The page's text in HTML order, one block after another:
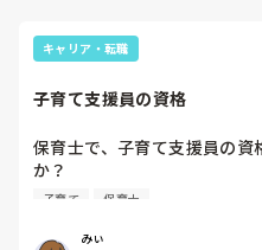
キャリア・転職
子育て支援員の資格
保育士で、子育て支援員の
か？
子育て支援員の資格も欲し
子育て 保育士
みぃ